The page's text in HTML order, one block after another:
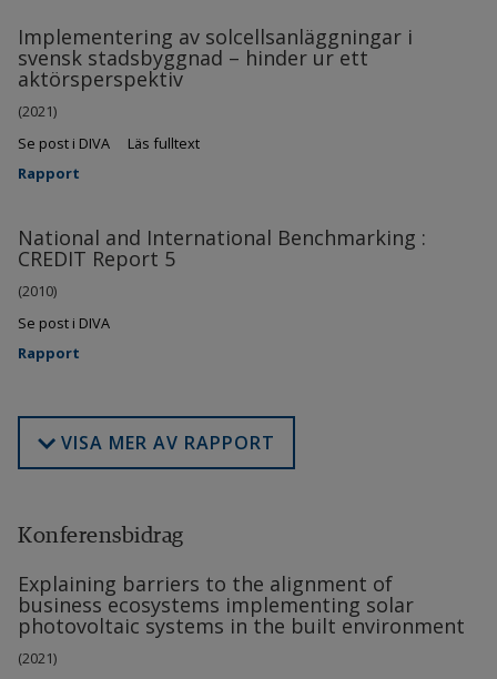
Implementering av solcellsanläggningar i
svensk stadsbyggnad – hinder ur ett
aktörsperspektiv
(2021)
Se post i DIVA
Läs fulltext
Rapport
National and International Benchmarking :
CREDIT Report 5
(2010)
Se post i DIVA
Rapport
VISA MER AV RAPPORT
Konferensbidrag
Explaining barriers to the alignment of
business ecosystems implementing solar
photovoltaic systems in the built environment
(2021)